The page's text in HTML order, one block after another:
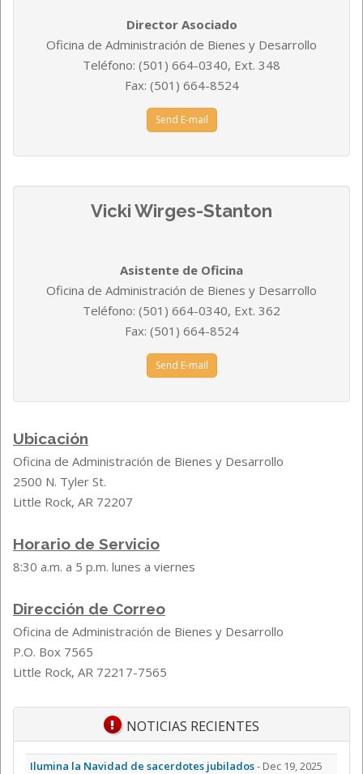
Director Asociado
Oficina de Administración de Bienes y Desarrollo
Teléfono: (501) 664-0340, Ext. 348
Fax: (501) 664-8524
Send E-mail
Vicki Wirges-Stanton
Asistente de Oficina
Oficina de Administración de Bienes y Desarrollo
Teléfono: (501) 664-0340, Ext. 362
Fax: (501) 664-8524
Send E-mail
Ubicación
Oficina de Administración de Bienes y Desarrollo
2500 N. Tyler St.
Little Rock, AR 72207
Horario de Servicio
8:30 a.m. a 5 p.m. lunes a viernes
Dirección de Correo
Oficina de Administración de Bienes y Desarrollo
P.O. Box 7565
Little Rock, AR 72217-7565
NOTICIAS RECIENTES
Ilumina la Navidad de sacerdotes jubilados- Dec 19, 2025